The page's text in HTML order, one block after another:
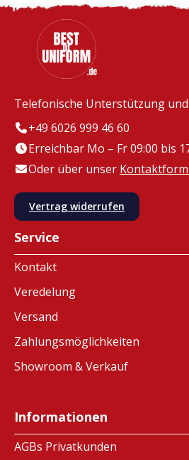
Telefonische Unterstützung
+49 6026 999 46 60
Erreichbar Mo – Fr 09:00 bis
Oder über unser
Vertrag widerrufen
Service
Kontakt
Veredelung
Versand
Zahlungsmöglichkeiten
Showroom & Verkauf
Informationen
AGBs Privatkunden